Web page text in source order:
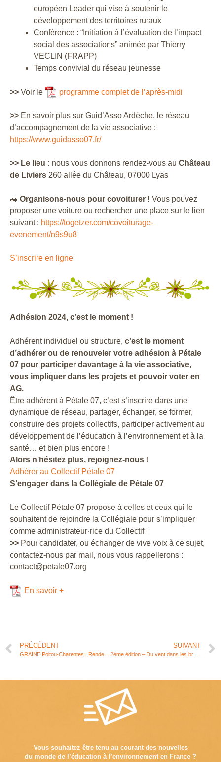
européen Leader qui vise à soutenir le
développement des territoires ruraux
Conférence : “Initiation à l’évaluation de l’impact
social des associations” animée par Thierry
VECLIN (FRAPP)
Temps convivial du réseau jeunesse
>> Voir le programme complet de l’après-midi
>> En savoir plus sur Guid’Asso Ardèche, le réseau
d’accompagnement de la vie associative :
https://www.guidasso07.fr/
>> Le lieu : nous vous donnons rendez-vous au C hâteau
de Liviers 260 allée du Château, 07000 Lyas
🚗 Organisons-nous pour covoiturer ! Vous pouvez
proposer une voiture ou rechercher une place sur le lien
suivant : https://togetzer.com/covoiturage-
evenement/n9s9u8
S’inscrire en ligne
Adhésion 2024, c’est le moment !
Adhérent individuel ou structure, c’est le moment
d’adhérer ou de renouveler votre adhésion à Pétale
07 pour participer davantage à la vie associative,
vous impliquer dans les projets et pouvoir voter en
AG.
Être adhérent à Pétale 07, c’est s’inscrire dans une
dynamique de réseau, partager, échanger, se former,
construire des projets collectifs, participer activement au
développement de l’éducation à l’environnement et à la
santé… et bien plus encore !
Alors n’hésitez plus, rejoignez-nous !
Adhérer au Collectif Pétale 07
S’engager dans la Collégiale de Pétale 07
Le Collectif Pétale 07 propose à celles et ceux qui le
souhaitent de rejoindre la Collégiale pour s’impliquer
comme administrateur·rice du Collectif :
>> Pour candidater, ou échanger de vive voix à ce sujet,
contactez-nous par mail, nous vous rappellerons :
contact@petale07.org
En savoir +
PRÉCÉDENT SUIVANT
2ème édition – Du vent dans les branches
Vous souhaitez être tenu au courant des nouvelles
du monde de l’éducation à l’environnement en France ?